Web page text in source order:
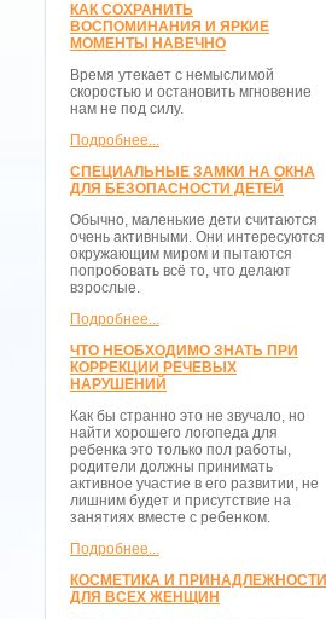
КАК СОХРАНИТЬ
ВОСПОМИНАНИЯ И ЯРКИЕ
МОМЕНТЫ НАВЕЧНО
Время утекает с немыслимой
скоростью и остановить мгновение
нам не под силу.
Подробнее...
СПЕЦИАЛЬНЫЕ ЗАМКИ НА ОКНА
ДЛЯ БЕЗОПАСНОСТИ ДЕТЕЙ
Обычно, маленькие дети считаются
очень активными. Они интересуются
окружающим миром и пытаются
попробовать всё то, что делают
взрослые.
Подробнее...
ЧТО НЕОБХОДИМО ЗНАТЬ ПРИ
КОРРЕКЦИИ РЕЧЕВЫХ
НАРУШЕНИЙ
Как бы странно это не звучало, но
найти хорошего логопеда для
ребенка это только пол работы,
родители должны принимать
активное участие в его развитии, не
лишним будет и присутствие на
занятиях вместе с ребенком.
Подробнее...
КОСМЕТИКА И ПРИНАДЛЕЖНОСТИ
ДЛЯ ВСЕХ ЖЕНЩИН